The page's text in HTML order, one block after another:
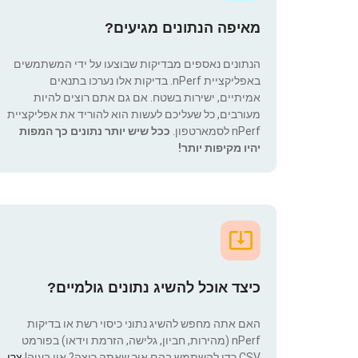
מאיפה הנתונים מגיעים?
הנתונים נאספים מבדיקות שבוצעו על ידי המשתמשים
באפליקציית nPerf. בדיקות אלו נערכו בתנאים
אמיתיים, ישירות בשטח. אם גם אתם רוצים להיות
מעורבים, כל שעליכם לעשות הוא להוריד את אפליקציית
nPerf לסמארטפון.
ככל שיש יותר נתונים כך המפות
יהיו מקיפות יותר!
כיצד אוכל להשיג נתונים גולמיים?
האם אתה מחפש להשיג נתוני כיסוי רשת או בדיקות
nPerf (מהירות, חביון, גלישה, הזרמת וידאו) בפורמט